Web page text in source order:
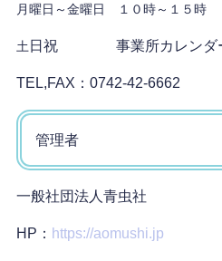
月曜日～金曜日 １０時～１５時
土日祝 事業所カレンダー
TEL,FAX：0742-42-6662
管理者
一般社団法人青虫社
HP： https://aomushi.jp